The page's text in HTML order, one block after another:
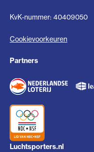
KvK-nummer: 40409050
Cookievoorkeuren
Partners
Luchtsporters.nl